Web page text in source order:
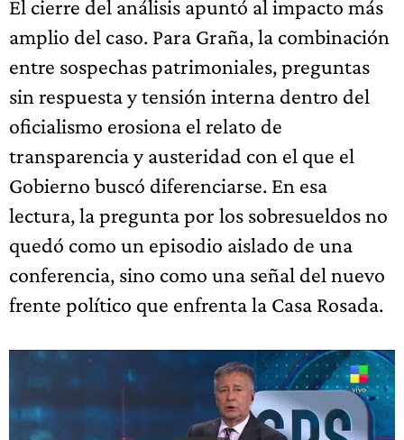
El cierre del análisis apuntó al impacto más
amplio del caso. Para Graña, la combinación
entre sospechas patrimoniales, preguntas
sin respuesta y tensión interna dentro del
oficialismo erosiona el relato de
transparencia y austeridad con el que el
Gobierno buscó diferenciarse. En esa
lectura, la pregunta por los sobresueldos no
quedó como un episodio aislado de una
conferencia, sino como una señal del nuevo
frente político que enfrenta la Casa Rosada.